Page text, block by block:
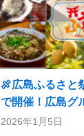
🍖広島ふるさと
で開催！広島グ
2026年1月5日